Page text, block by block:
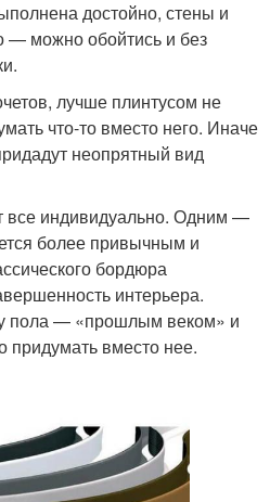
достойно, стены и
— можно обойтись и без
лучше плинтусом не
что-то вместо него. Иначе
неопрятный вид
все индивидуально. Одним —
более привычным и
бордюра
интерьера.
пола — «прошлым веком» и
придумать вместо нее.